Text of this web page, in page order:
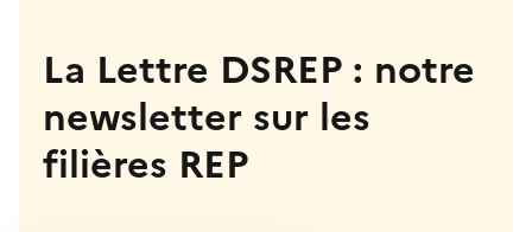
La Lettre DSREP : notre
newsletter sur les
filières REP